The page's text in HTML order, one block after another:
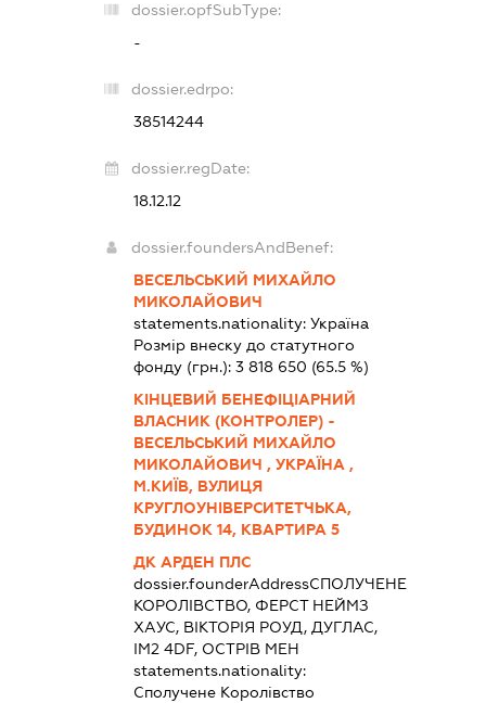
dossier.opfSubType:
-
dossier.edrpo:
38514244
dossier.regDate:
18.12.12
dossier.foundersAndBenef:
ВЕСЕЛЬСЬКИЙ МИХАЙЛО
МИКОЛАЙОВИЧ
statements.nationality:Україна
Розмір внеску до статутного
фонду (грн.):3 818 650 (65.5 %)
КІНЦЕВИЙ БЕНЕФІЦІАРНИЙ
ВЛАСНИК (КОНТРОЛЕР) -
ВЕСЕЛЬСЬКИЙ МИХАЙЛО
МИКОЛАЙОВИЧ , УКРАЇНА ,
М.КИЇВ, ВУЛИЦЯ
КРУГЛОУНІВЕРСИТЕТЧЬКА,
БУДИНОК 14, КВАРТИРА 5
ДК АРДЕН ПЛС
dossier.founderAddressСПОЛУЧЕНЕ
КОРОЛІВСТВО, ФЕРСТ НЕЙМЗ
ХАУС, ВІКТОРІЯ РОУД, ДУГЛАС,
IM2 4DF, ОСТРІВ МЕН
statements.nationality:
Сполучене Королівство